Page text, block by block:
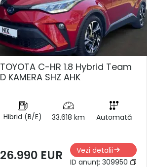
TOYOTA C-HR 1.8 Hybrid Team
D KAMERA SHZ AHK
Hibrid (B/E) 33.618 km Automată
26.990 EUR
Vezi detalii
ID anunț: 309950